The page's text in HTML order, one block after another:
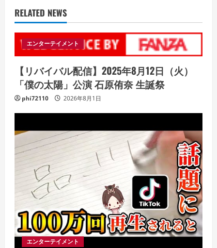
RELATED NEWS
エンターテイメント
【リバイバル配信】2025年8月12日（火）
「僕の太陽」公演 石原侑奈 生誕祭
phi72110 2026年8月1日
エンターテイメント